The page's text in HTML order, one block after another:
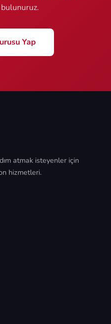
Yap
atmak isteyenler için
hizmetleri.